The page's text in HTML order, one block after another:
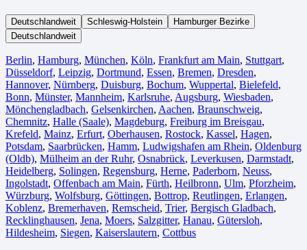
Deutschlandweit Schleswig-Holstein
Hamburger Bezirke
Deutschlandweit
Berlin⁠, Hamburg, München, Köln⁠, Frankfurt am Main, Stuttgart,
Düsseldorf, Leipzig, Dortmund, Essen, Bremen, Dresden,
Hannover, Nürnberg, Duisburg⁠, Bochum, Wuppertal⁠, Bielefeld⁠,
Bonn⁠, Münster⁠, Mannheim, Karlsruhe, Augsburg, Wiesbaden⁠,
Mönchengladbach⁠, Gelsenkirchen⁠, Aachen⁠, Braunschweig,
Chemnitz⁠, Halle (Saale)⁠, Magdeburg, Freiburg im Breisgau⁠,
Krefeld⁠, Mainz⁠, Erfurt, Oberhausen⁠, Rostock⁠, Kassel⁠, Hagen,
Potsdam, Saarbrücken⁠, Hamm, Ludwigshafen am Rhein⁠, Oldenburg
(Oldb), Mülheim an der Ruhr, Osnabrück⁠, Leverkusen, Darmstadt⁠,
Heidelberg, Solingen, Regensburg, Herne⁠, Paderborn, Neuss,
Ingolstadt, Offenbach am Main, Fürth⁠, Heilbronn, Ulm⁠, Pforzheim,
Würzburg, Wolfsburg⁠, Göttingen, Bottrop, Reutlingen, Erlangen⁠,
Koblenz, Bremerhaven⁠, Remscheid, Trier⁠, Bergisch Gladbach,
Recklinghausen, Jena⁠, Moers⁠, Salzgitter⁠, Hanau, Gütersloh,
Hildesheim⁠, Siegen⁠, Kaiserslautern⁠, Cottbus⁠